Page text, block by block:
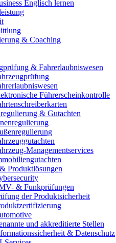
Englisch lernen
& Coaching
& Fahrerlaubniswesen
Führerscheinkontrolle
& Gutachten
Managementservices
Produktlösungen
& Funkprüfungen
der Produktsicherheit
und akkreditierte Stellen
& Datenschutz